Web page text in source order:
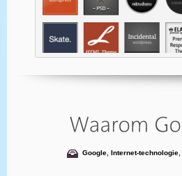
Google, Internet-technologie,